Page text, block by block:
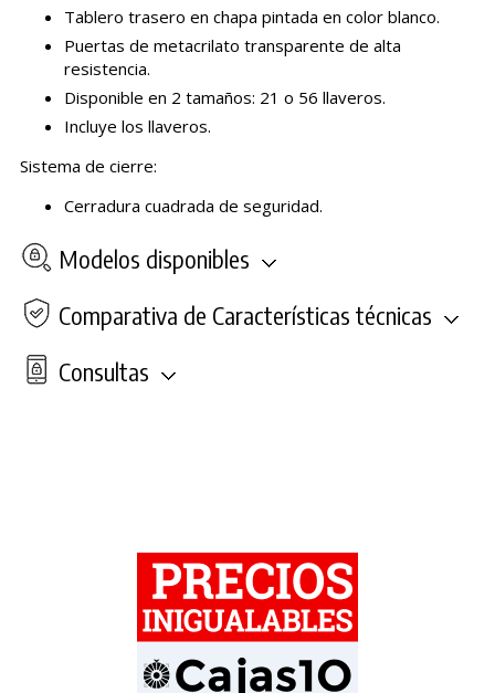
Tablero trasero en chapa pintada en color blanco.
Puertas de metacrilato transparente de alta
resistencia.
Disponible en 2 tamaños: 21 o 56 llaveros.
Incluye los llaveros.
Sistema de cierre:
Cerradura cuadrada de seguridad.
Modelos disponibles
Comparativa de Características técnicas
Consultas